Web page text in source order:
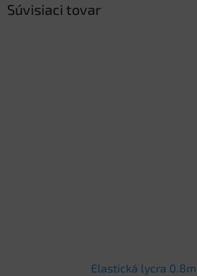
Súvisiaci tovar
Elastická lycra